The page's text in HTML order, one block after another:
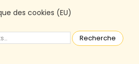
des cookies (EU)
Recherche